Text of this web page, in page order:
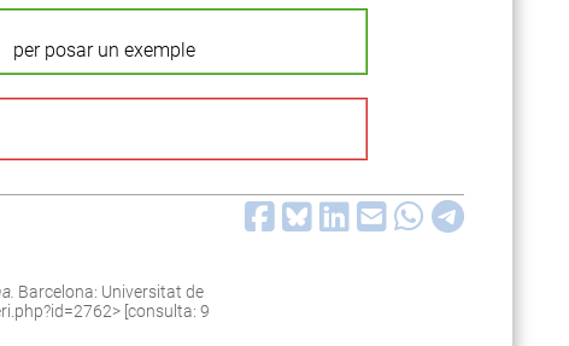
per posar un exemple
Barcelona: Universitat de
> [consulta: 9